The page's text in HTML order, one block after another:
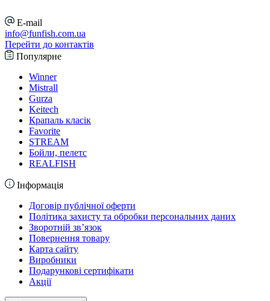
E-mail
info@funfish.com.ua
Перейти до контактів
Популярне
Winner
Mistrall
Gurza
Keitech
Крапаль класік
Favorite
STREAM
Бойли, пелетс
REALFISH
Інформація
Договір публічної оферти
Політика захисту та обробки персональних даних
Зворотній зв’язок
Повернення товару
Карта сайту
Виробники
Подарункові сертифікати
Акції